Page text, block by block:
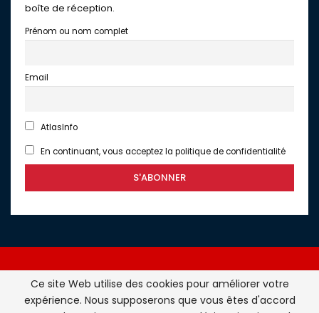
boîte de réception.
Prénom ou nom complet
Email
AtlasInfo
En continuant, vous acceptez la politique de confidentialité
Atlasinfo.fr : l'essentiel de l'actualité de la France et du
Ce site Web utilise des cookies pour améliorer votre
expérience. Nous supposerons que vous êtes d'accord